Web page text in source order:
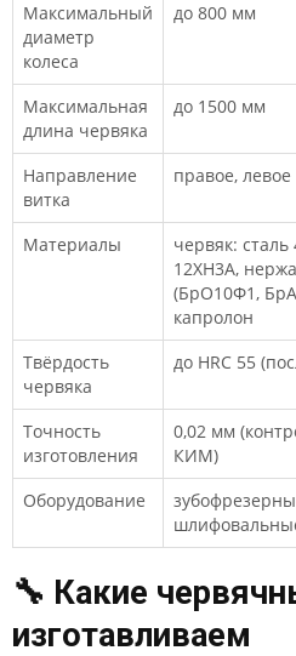
Максимальный
диаметр
колеса
до 800 мм
Максимальная
длина червяка
до 1500 мм
Направление
витка
правое, левое
Материалы
червяк:
12ХН3А,
(БрО10Ф1,
капролон
Твёрдость
червяка
до HRC 55
Точность
изготовления
0,02 мм
КИМ)
Оборудование
🔧 Какие
изготавливаем